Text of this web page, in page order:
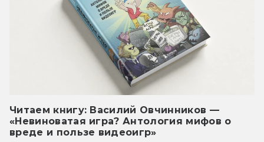
Читаем книгу: Василий Овчинников —
«Невиноватая игра? Антология мифов о
вреде и пользе видеоигр»